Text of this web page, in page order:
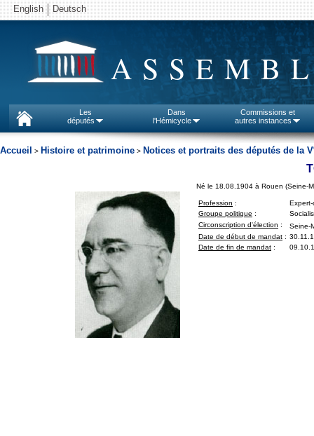
English Deutsch
Les
députés
Dans
l'Hémicycle
Commissions et
autres instances
Accueil > Histoire et patrimoine > Notices et portraits des députés de la V
Né le 18.08.1904 à Rouen (Seine-
Profession :
Groupe politique :
Circonscription d'élection :
Seine-
Date de début de mandat :
Date de fin de mandat :